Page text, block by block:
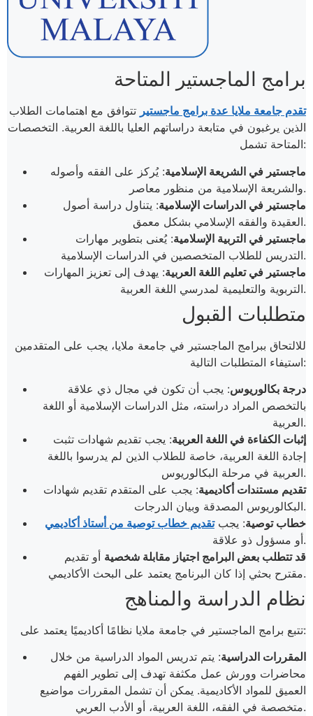
برامج الماجستير المتاحة
تقدم جامعة ملايا عدة برامج ماجستير تتوافق مع اهتمامات الطلاب
الذين يرغبون في متابعة دراساتهم العليا باللغة العربية. التخصصات
المتاحة تشمل:
ماجستير في الشريعة الإسلامية: يُركز على الفقه وأصوله
والشريعة الإسلامية من منظور معاصر.
ماجستير في الدراسات الإسلامية: يتناول دراسة أصول
العقيدة والفقه الإسلامي بشكل معمق.
ماجستير في التربية الإسلامية: يُعنى بتطوير مهارات
التدريس للطلاب المتخصصين في الدراسات الإسلامية.
ماجستير في تعليم اللغة العربية: يهدف إلى تعزيز المهارات
التربوية والتعليمية لمدرسي اللغة العربية.​
متطلبات القبول
للالتحاق ببرامج الماجستير في جامعة ملايا، يجب على المتقدمين
استيفاء المتطلبات التالية:
درجة بكالوريوس: يجب أن تكون في مجال ذي علاقة
بالتخصص المراد دراسته، مثل الدراسات الإسلامية أو اللغة
العربية.
إثبات الكفاءة في اللغة العربية: يجب تقديم شهادات تثبت
إجادة اللغة العربية، خاصة للطلاب الذين لم يدرسوا باللغة
العربية في مرحلة البكالوريوس.
تقديم مستندات أكاديمية: يجب على المتقدم تقديم شهادات
البكالوريوس المصدقة وبيان الدرجات.
خطاب توصية: يجبتقديم خطاب توصية من أستاذ أكاديمي
أو مسؤول ذو علاقة.
قد تتطلب بعض البرامج اجتياز مقابلة شخصية أو تقديم
مقترح بحثي إذا كان البرنامج يعتمد على البحث الأكاديمي.
نظام الدراسة والمناهج
تتبع برامج الماجستير في جامعة ملايا نظامًا أكاديميًا يعتمد على:
المقررات الدراسية: يتم تدريس المواد الدراسية من خلال
محاضرات وورش عمل مكثفة تهدف إلى تطوير الفهم
العميق للمواد الأكاديمية. يمكن أن تشمل المقررات مواضيع
متخصصة في الفقه، اللغة العربية، أو الأدب العربي.